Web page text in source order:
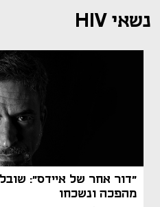
נשאי HIV
"דור אחר של איידס":
מהפכה ונשכחו